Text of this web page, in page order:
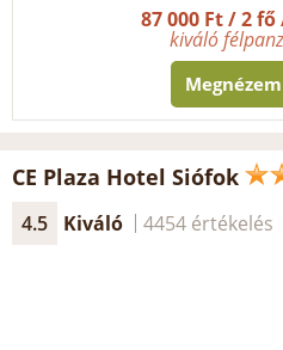
87 000 Ft / 2
kiváló
CE Plaza Hotel Siófok
4.5 Kiváló 4454 értékelés